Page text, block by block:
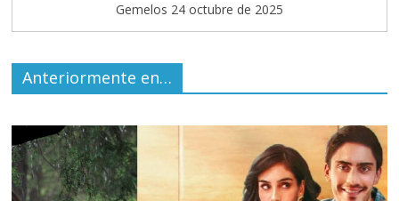
Gemelos 24 octubre de 2025
Anteriormente en…